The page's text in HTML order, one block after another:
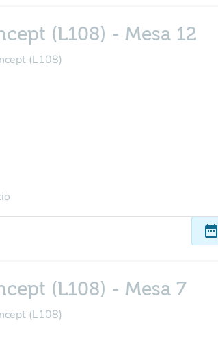
(L108) - Mesa 12
(L108)
date_range
(L108) - Mesa 7
(L108)